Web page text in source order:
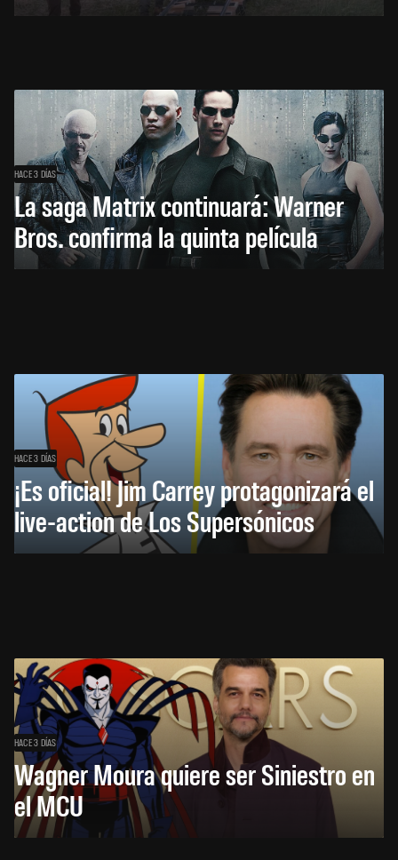
HACE 3 DÍAS
La saga Matrix continuará: Warner
Bros. confirma la quinta película
HACE 3 DÍAS
¡Es oficial! Jim Carrey protagonizará el
live-action de Los Supersónicos
HACE 3 DÍAS
Wagner Moura quiere ser Siniestro en
el MCU